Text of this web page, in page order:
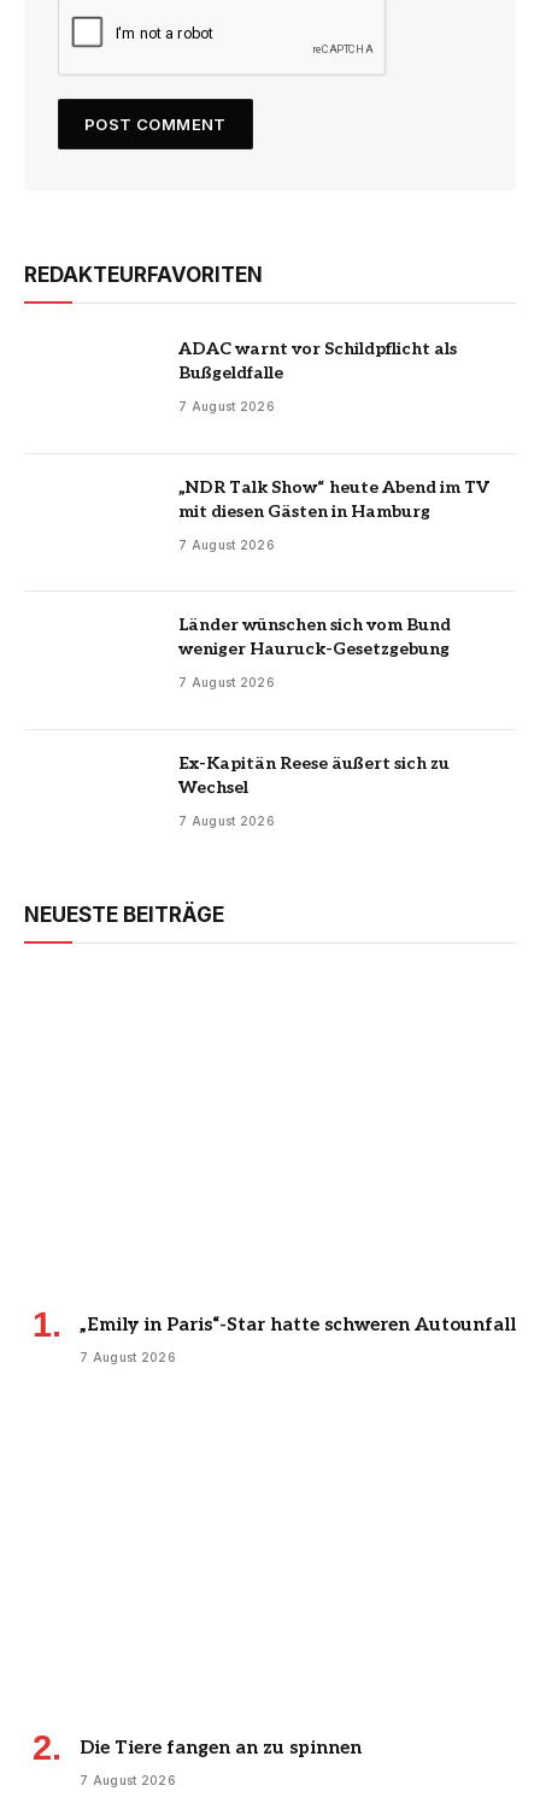
REDAKTEURFAVORITEN
ADAC warnt vor Schildpflicht als
Bußgeldfalle
7 August 2026
„NDR Talk Show“ heute Abend im TV
mit diesen Gästen in Hamburg
7 August 2026
Länder wünschen sich vom Bund
weniger Hauruck-Gesetzgebung
7 August 2026
Ex-Kapitän Reese äußert sich zu
Wechsel
7 August 2026
NEUESTE BEITRÄGE
„Emily in Paris“-Star hatte schweren Autounfall
7 August 2026
Die Tiere fangen an zu spinnen
7 August 2026